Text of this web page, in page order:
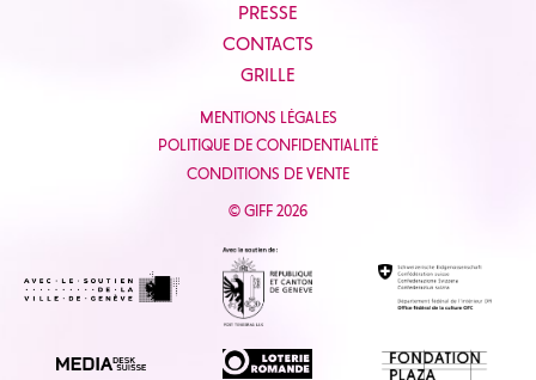
PRESSE
CONTACTS
GRILLE
MENTIONS LÉGALES
POLITIQUE DE CONFIDENTIALITÉ
CONDITIONS DE VENTE
© GIFF 2026